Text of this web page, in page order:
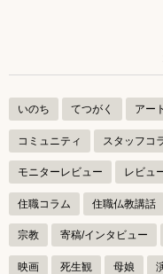
いのち てつがく アート
コミュニティ スタッフコ
モニターレビュー レビュ
住職コラム 住職仏教講話
宗教 寄稿/インタビュー
映画 死生観 母娘